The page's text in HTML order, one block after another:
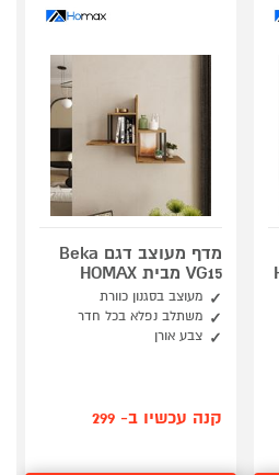
מדף מעוצב דגם Beka
VG15 מבית HOMAX
מעוצב בסגנון כוורת
משתלב נפלא בכל חדר
צבע אורן
קנה עכשיו ב- 299